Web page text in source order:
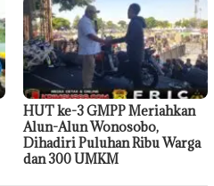
HUT ke-3 GMPP Meriahkan
Alun-Alun Wonosobo,
Dihadiri Puluhan Ribu Warga
dan 300 UMKM